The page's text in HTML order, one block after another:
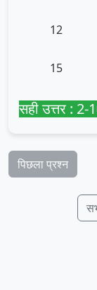
12
15
सही उत्तर : 2-
पिछला प्रश्न